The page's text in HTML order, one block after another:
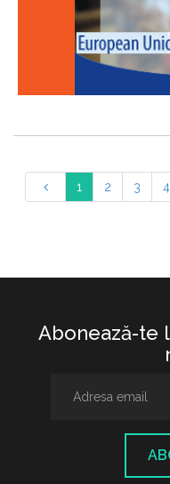
1 2 3 4
Abonează-te